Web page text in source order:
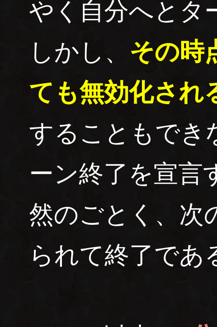
やく自分へとタ
しかし、 その時
ても無効化され
することもでき
ーン終了を宣言
然のごとく、次
られて終了であ